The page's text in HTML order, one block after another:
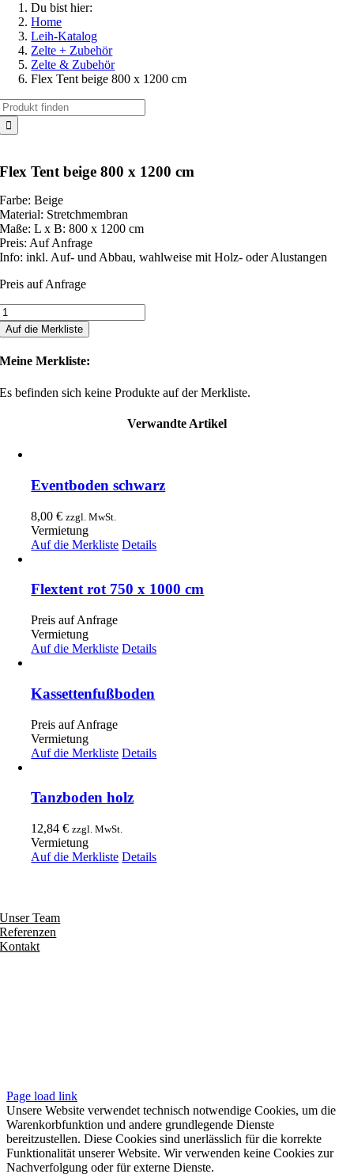
Du bist hier:
Home
Leih-Katalog
Zelte + Zubehör
Zelte & Zubehör
Flex Tent beige 800 x 1200 cm
Flex Tent beige 800 x 1200 cm
Farbe: Beige
Material: Stretchmembran
Maße: L x B: 800 x 1200 cm
Preis: Auf Anfrage
Info: inkl. Auf- und Abbau, wahlweise mit Holz- oder Alustangen
Preis auf Anfrage
Auf die Merkliste
Meine Merkliste:
Es befinden sich keine Produkte auf der Merkliste.
Verwandte Artikel
Eventboden schwarz
8,00€ zzgl. MwSt.
Vermietung
Auf die Merkliste Details
Flextent rot 750 x 1000 cm
Preis auf Anfrage
Vermietung
Auf die Merkliste Details
Kassettenfußboden
Preis auf Anfrage
Vermietung
Auf die Merkliste Details
Tanzboden holz
12,84€ zzgl. MwSt.
Vermietung
Auf die Merkliste Details
Unser Team
Referenzen
Kontakt
Page load link
Unsere Website verwendet technisch notwendige Cookies, um die
Warenkorbfunktion und andere grundlegende Dienste
bereitzustellen. Diese Cookies sind unerlässlich für die korrekte
Funktionalität unserer Website. Wir verwenden keine Cookies zur
Nachverfolgung oder für externe Dienste.